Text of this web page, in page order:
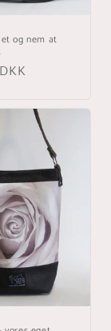
og nem at